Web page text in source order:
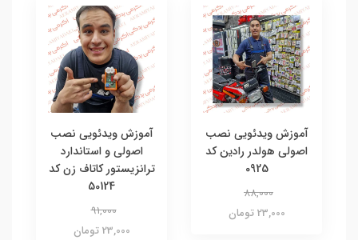
آموزش ویدئویی نصب
اصولی هولدر رادین کد
0925
88,000
23,000 تومان
آموزش ویدئویی نصب
اصولی و استاندارد
ترانزیستور کاتاف زن کد
50124
91,000
23,000 تومان